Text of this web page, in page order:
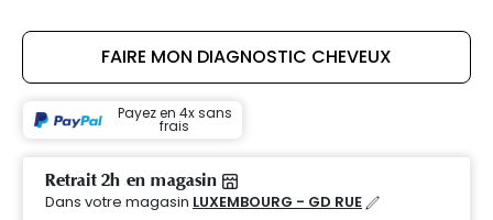
FAIRE MON DIAGNOSTIC CHEVEUX
Payez en 4x sans
frais
Retrait 2h en magasin
Dans votre magasin LUXEMBOURG - GD RUE